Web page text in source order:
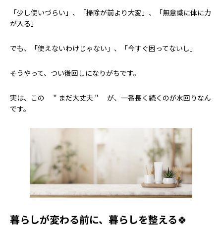
「少し使いづらい」、「掃除が前より大変」、「無意識に体に力
が入る」
でも、「使えないわけじゃない」、「今すぐ困ってないし」
そうやって、つい後回しになりがちです。
実は、この ＂まだ大丈夫＂ が、一番長く続くのが水回りなん
です。
暮らしが変わる前に、暮らしを整える🍀